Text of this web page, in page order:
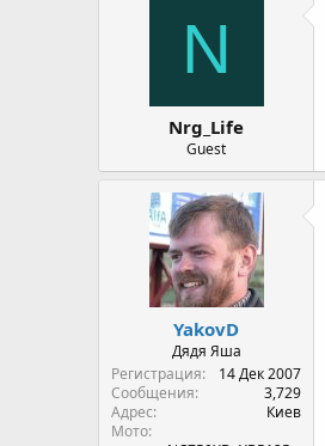
N
Nrg_Life
Guest
YakovD
Дядя Яша
Регистрация
14 Дек 2007
Сообщения
3,729
Адрес
Киев
Мото